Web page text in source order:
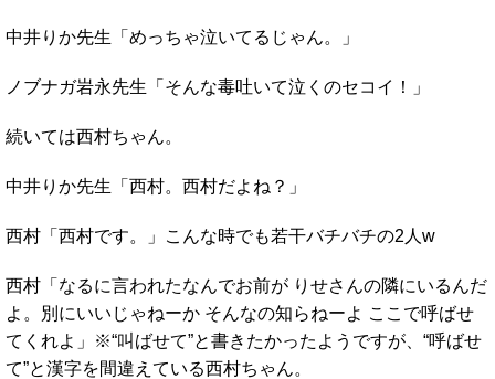
中井りか先生「めっちゃ泣いてるじゃん。」
ノブナガ岩永先生「そんな毒吐いて泣くのセコイ！」
続いては西村ちゃん。
中井りか先生「西村。西村だよね？」
西村「西村です。」こんな時でも若干バチバチの2人w
西村「なるに言われたなんでお前が りせさんの隣にいるんだ
よ。別にいいじゃねーか そんなの知らねーよ ここで呼ばせ
てくれよ」※“叫ばせて”と書きたかったようですが、“呼ばせ
て”と漢字を間違えている西村ちゃん。